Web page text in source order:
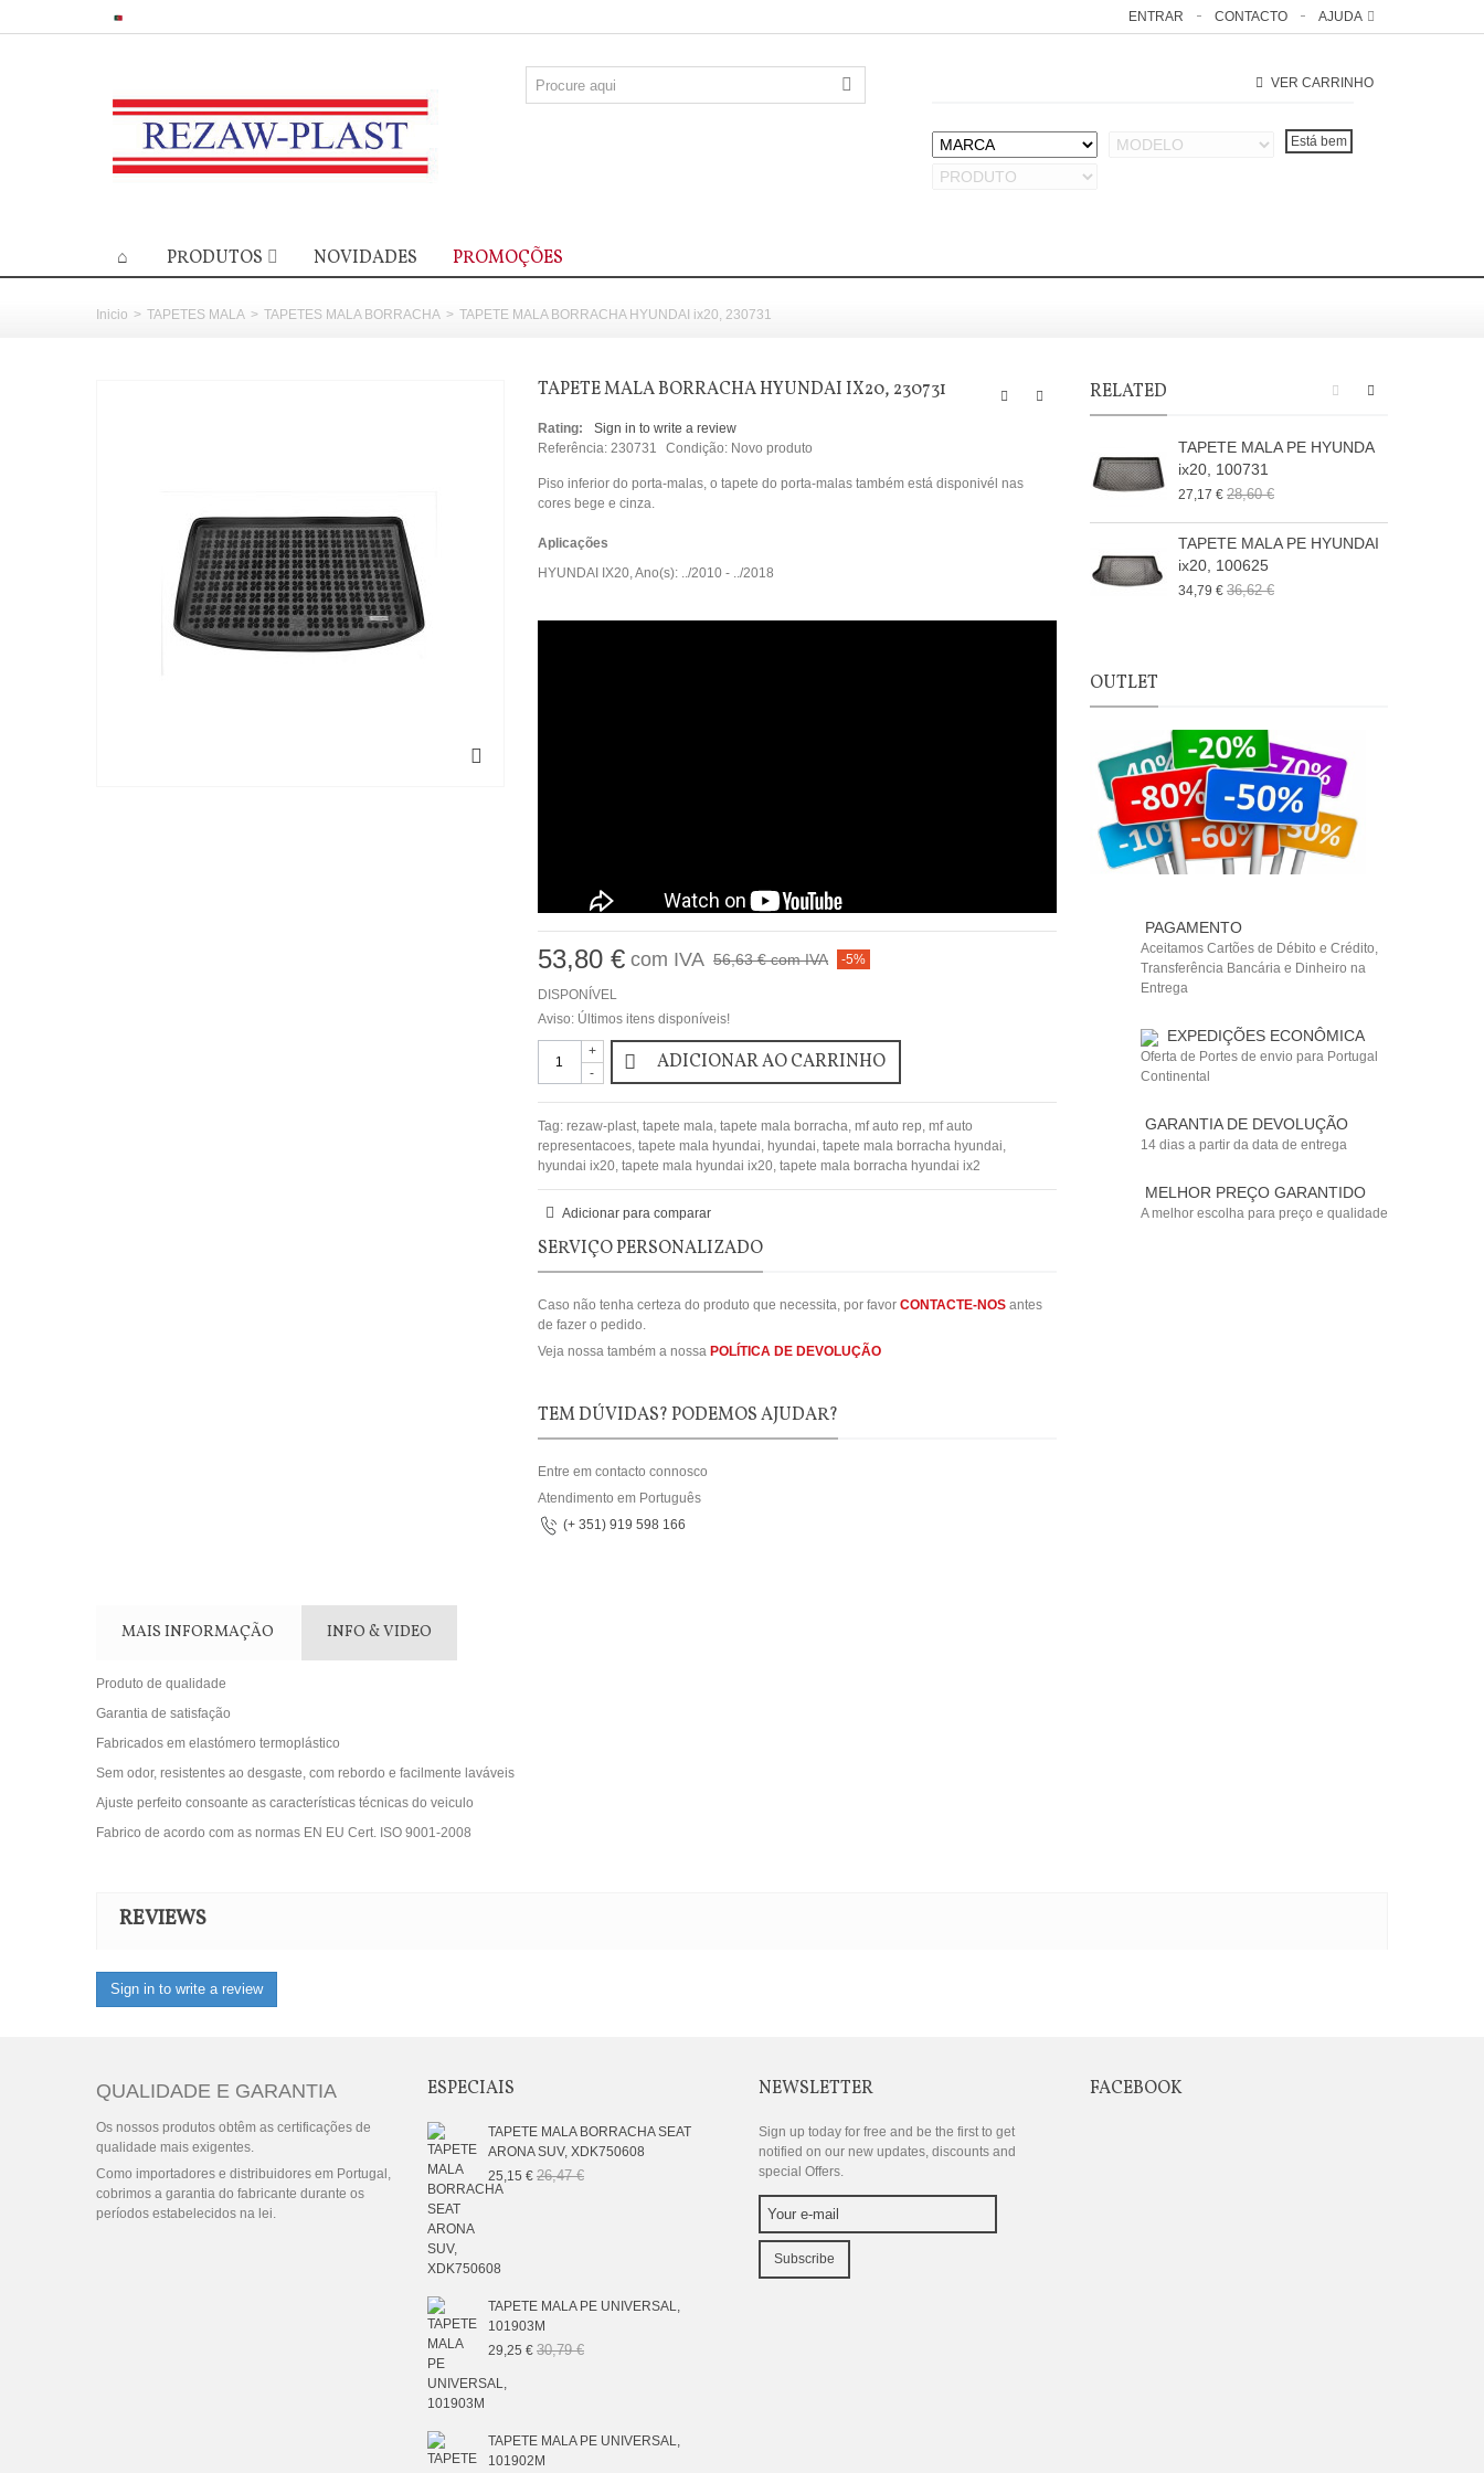
AJUDA
CONTACTO
ENTRAR
VER CARRINHO
PRODUTOS NOVIDADES PROMOÇÕES
Inicio > TAPETES MALA > TAPETES MALA BORRACHA > TAPETE MALA BORRACHA HYUNDAI ix20, 230731
TAPETE MALA BORRACHA HYUNDAI IX20, 230731
Rating:
Sign in to write a review
Referência: 230731 Condição: Novo produto
Piso inferior do porta-malas, o tapete do porta-malas também está disponivél nas
cores bege e cinza.
Aplicações
HYUNDAI IX20, Ano(s): ../2010 - ../2018
53,80 €com IVA 56,63 €com IVA -5%
DISPONÍVEL
Aviso: Últimos itens disponíveis!
-
+ ADICIONAR AO CARRINHO
Tag: rezaw-plast, tapete mala tapete mala borracha mf auto rep mf auto
representacoes, tapete mala hyundai hyundai tapete mala borracha hyundai
hyundai ix20, tapete mala hyundai ix20, tapete mala borracha hyundai ix2
Adicionar para comparar
SERVIÇO PERSONALIZADO
Caso não tenha certeza do produto que necessita, por favor CONTACTE-NOSantes
de fazer o pedido.
Veja nossa também a nossa POLÍTICA DE DEVOLUÇÃO
TEM DÚVIDAS? PODEMOS AJUDAR?
Entre em contacto connosco
Atendimento em Português
(+ 351) 919 598 166
RELATED
TAPETE MALA PE HYUNDA
ix20, 100731
27,17 € 28,60 €
TAPETE MALA PE HYUNDAI
ix20, 100625
34,79 € 36,62 €
OUTLET
PAGAMENTO
Aceitamos Cartões de Débito e Crédito,
Transferência Bancária e Dinheiro na
Entrega
EXPEDIÇÕES ECONÔMICA
Oferta de Portes de envio para Portugal
Continental
GARANTIA DE DEVOLUÇÃO
14 dias a partir da data de entrega
MELHOR PREÇO GARANTIDO
A melhor escolha para preço e qualidade
MAIS INFORMAÇÃO INFO & VIDEO
Produto de qualidade
Garantia de satisfação
Fabricados em elastómero termoplástico
Sem odor, resistentes ao desgaste, com rebordo e facilmente laváveis
Ajuste perfeito consoante as características técnicas do veiculo
Fabrico de acordo com as normas EN EU Cert. ISO 9001-2008
REVIEWS
Sign in to write a review
QUALIDADE E GARANTIA
Os nossos produtos obtêm as certificações de
qualidade mais exigentes.
Como importadores e distribuidores em Portugal,
cobrimos a garantia do fabricante durante os
períodos estabelecidos na lei.
ESPECIAIS
TAPETE MALA BORRACHA SEAT
ARONA SUV, XDK750608
25,15 € 26,47 €
TAPETE MALA PE UNIVERSAL,
101903M
29,25 € 30,79 €
TAPETE MALA PE UNIVERSAL,
101902M
NEWSLETTER
Sign up today for free and be the first to get
notified on our new updates, discounts and
special Offers.
Subscribe
FACEBOOK